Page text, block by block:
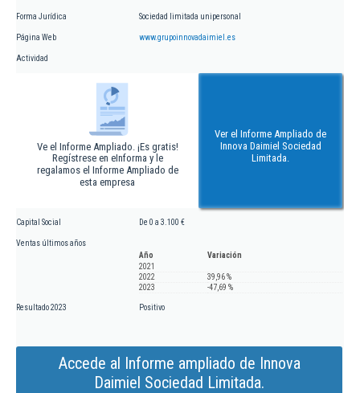
Forma Jurídica Sociedad limitada unipersonal
Página Web www.grupoinnovadaimiel.es
Actividad
Ve el Informe Ampliado. ¡Es gratis!
Regístrese en eInforma y le
regalamos el Informe Ampliado de
esta empresa
Ver el Informe Ampliado de
Innova Daimiel Sociedad
Limitada.
Capital Social De 0 a 3.100 €
Ventas últimos años
Año
Variación
2021
2022
39,96 %
2023
-47,69 %
Resultado 2023 Positivo
Accede al Informe ampliado de Innova
Daimiel Sociedad Limitada.